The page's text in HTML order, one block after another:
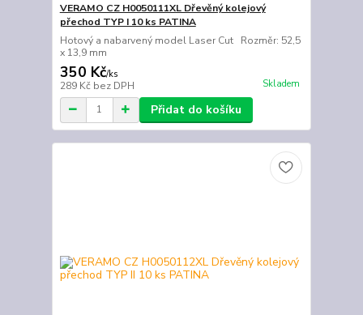
VERAMO CZ H0050111XL Dřevěný kolejový
přechod TYP I 10 ks PATINA
Hotový a nabarvený model Laser Cut Rozměr: 52,5
x 13,9 mm
350 Kč/ks
289 Kč bez DPH Skladem
Přidat do košíku